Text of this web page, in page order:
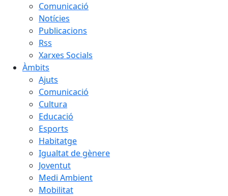
Comunicació
Notícies
Publicacions
Rss
Xarxes Socials
Àmbits
Ajuts
Comunicació
Cultura
Educació
Esports
Habitatge
Igualtat de gènere
Joventut
Medi Ambient
Mobilitat